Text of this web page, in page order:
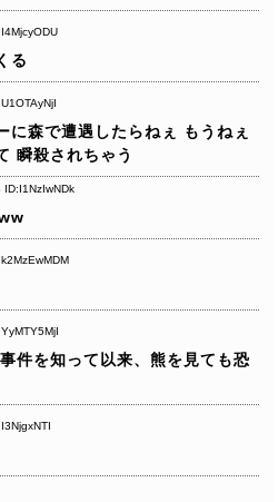
る
に森で遭遇したらねぇ
もうねぇ
瞬殺されちゃう
ID:I1NzIwNDk
件を知って以来、熊を見ても恐